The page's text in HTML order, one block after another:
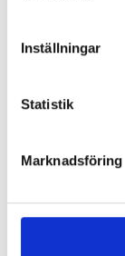
Inställningar
Statistik
Marknadsföring
”Valåret